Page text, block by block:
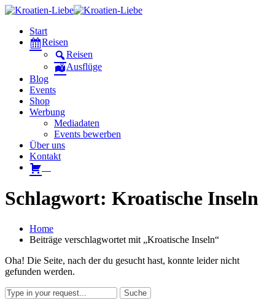
Start
Reisen
Reisen
Ausflüge
Blog
Events
Shop
Werbung
Mediadaten
Events bewerben
Über uns
Kontakt
Schlagwort: Kroatische Inseln
Home
Beiträge verschlagwortet mit „Kroatische Inseln“
Oha! Die Seite, nach der du gesucht hast, konnte leider nicht
gefunden werden.